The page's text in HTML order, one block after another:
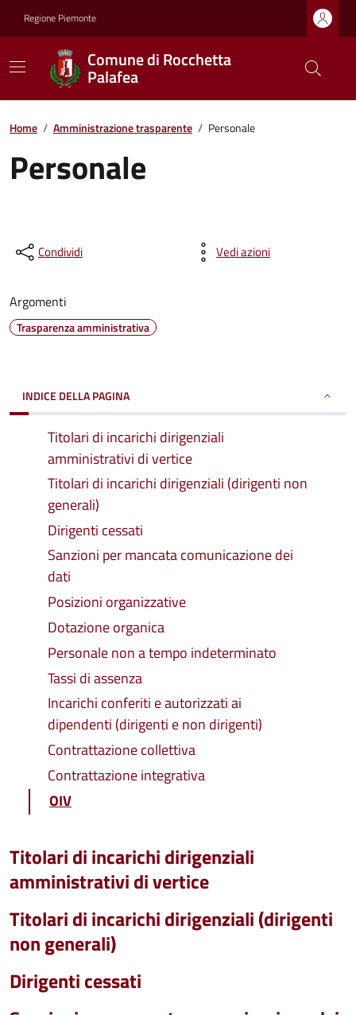
Regione Piemonte
Comune di Rocchetta
Palafea
Home / Amministrazione trasparente / Personale
Personale
Condividi Vedi azioni
Argomenti
Trasparenza amministrativa
INDICE DELLA PAGINA
Titolari di incarichi dirigenziali
amministrativi di vertice
Titolari di incarichi dirigenziali (dirigenti non
generali)
Dirigenti cessati
Sanzioni per mancata comunicazione dei
dati
Posizioni organizzative
Dotazione organica
Personale non a tempo indeterminato
Tassi di assenza
Incarichi conferiti e autorizzati ai
dipendenti (dirigenti e non dirigenti)
Contrattazione collettiva
Contrattazione integrativa
OIV
Titolari di incarichi dirigenziali
amministrativi di vertice
Titolari di incarichi dirigenziali (dirigenti
non generali)
Dirigenti cessati